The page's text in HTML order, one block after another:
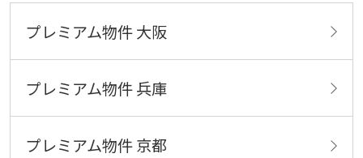
プレミアム物件 大阪
プレミアム物件 兵庫
プレミアム物件 京都